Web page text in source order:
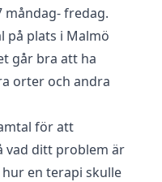
fredag.
på plats i Malmö
går bra att ha
orter och andra
för att
vad ditt problem är
en terapi skulle